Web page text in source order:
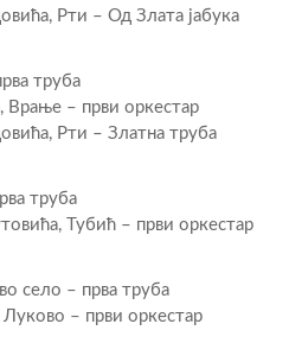
Рти – Од Злата јабука
труба
Врање – први оркестар
Рти – Златна труба
труба
Тубић – први оркестар
село – прва труба
– први оркестар